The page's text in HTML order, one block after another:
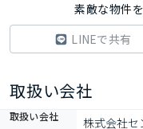
素敵な物件
LINEで共有
取扱い会社
取扱い会社
株式会社セ